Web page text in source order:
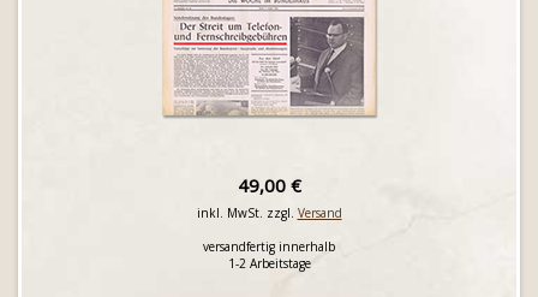
49,00 €
inkl. MwSt. zzgl. Versand
versandfertig innerhalb
1-2 Arbeitstage